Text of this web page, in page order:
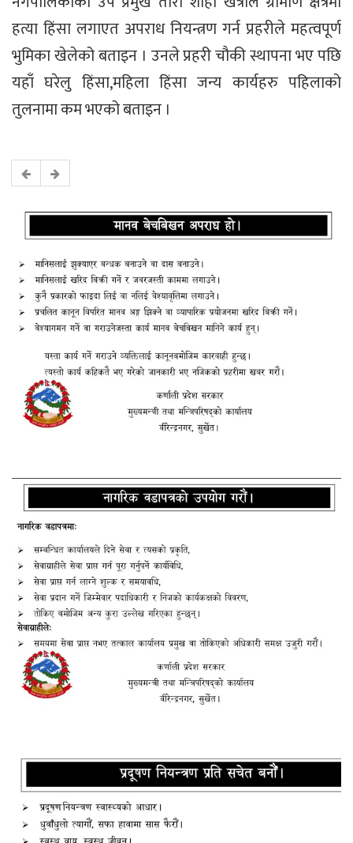
हत्या हिंसा लगाएत अपराध नियन्त्रण गर्न प्रहरीले महत्वपूर्ण
भुमिका खेलेको बताइन । उनले प्रहरी चौकी स्थापना भए पछि
यहाँ घरेलु हिंसा,महिला हिंसा जन्य कार्यहरु पहिलाको
तुलनामा कम भएको बताइन ।